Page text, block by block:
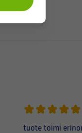
tuote toimi